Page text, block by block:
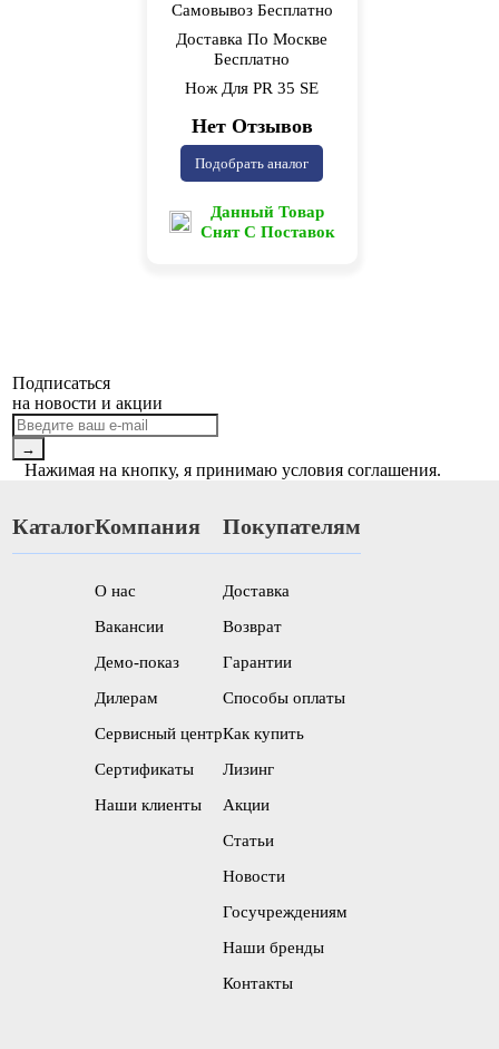
Самовывоз Бесплатно
Доставка По Москве
Бесплатно
Нож Для PR 35 SE
Нет Отзывов
Подобрать аналог
Данный Товар
Снят С Поставок
Подписаться
на новости и акции
→
Нажимая на кнопку, я принимаю условия соглашения.
КаталогКомпания
О нас
Вакансии
Демо-показ
Дилерам
Сервисный центр
Сертификаты
Наши клиенты
Покупателям
Доставка
Возврат
Гарантии
Способы оплаты
Как купить
Лизинг
Акции
Статьи
Новости
Госучреждениям
Наши бренды
Контакты